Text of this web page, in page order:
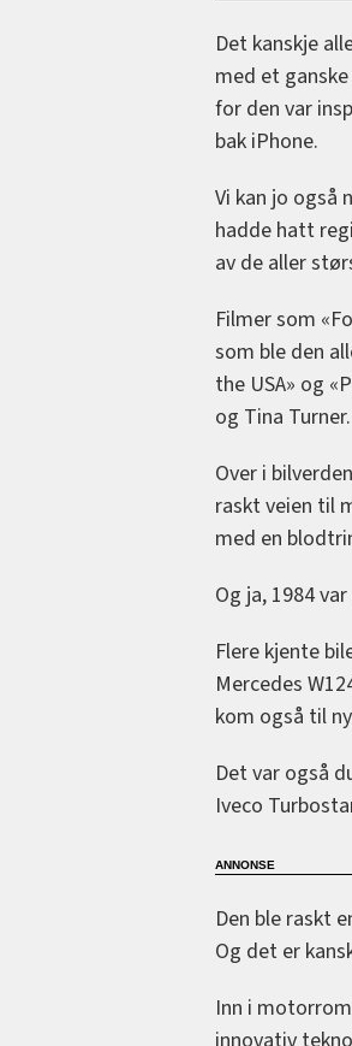
Det kanskje
med et
for den var
bak iPhone.
Vi kan jo også
hadde hatt
av de aller
Filmer som
som ble den
the USA» og
og Tina Turner.
Over i
raskt veien til
med en
Og ja, 1984
Flere kjente
Mercedes
kom også til
Det var også
Iveco
Den ble raskt
Og det er
Inn i